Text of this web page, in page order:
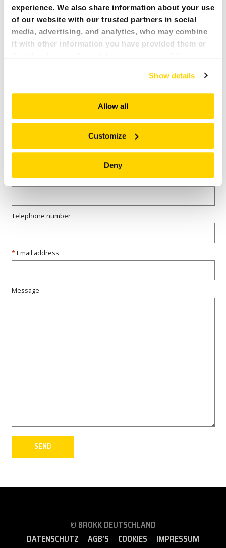
experience. We also share information about your use
of our website with our trusted partners in social
media, advertising, and analytics, who may combine
it with other information you have provided them or
that they have collected during your use of their
and serve you content that truly matters. Join us and
explore more!
Show details
Allow all
Customize
Deny
Ja, aber das Aufladen dauert länger als ein separates
Aufladen.
FAQ WIE LANGE DAUERT ES, DIE BATTERIE FÜR DIE
FERNSTEUERUNG ZU LADEN?
NEUER 1
Business Name
Telephone number
Email address
Message
© BROKK DEUTSCHLAND
DATENSCHUTZ
AGB’S COOKIES IMPRESSUM